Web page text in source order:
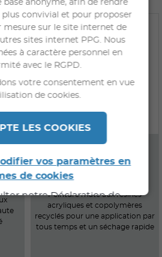
Peinture mate aux résines
acryliques et copolymères
recyclés pour une application par
tous temps et un séchage rapide
base anonyme, afin de rendre
convivial et pour proposer
mesure sur le site internet de
sites internet PPG. Nous
à caractère personnel en
avec le RGPD.
votre consentement en vue
de cookies.
LES COOKIES
vos paramètres en
de cookies
notre Déclaration de
pour de plus amples